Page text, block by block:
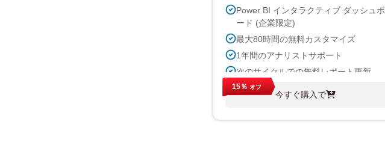
Power BI インタラクティブ ダッシュボ
ード (企業限定)
最大80時間の無料カスタマイズ
1年間のアナリストサポート
次のサイクルでの無料レポート更新
無料の業界アップデート（180日以内）
印刷許可
今すぐ購入で
15％ オフ